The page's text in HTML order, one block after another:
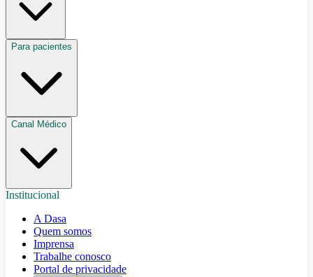
Para pacientes
Canal Médico
Institucional
A Dasa
Quem somos
Imprensa
Trabalhe conosco
Portal de privacidade